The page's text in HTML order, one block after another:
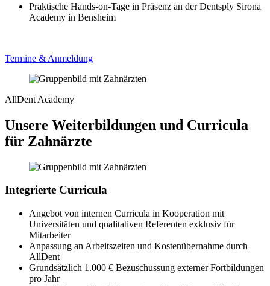
Praktische Hands-on-Tage in Präsenz an der Dentsply Sirona
Academy in Bensheim
Termine & Anmeldung
AllDent Academy
Unsere Weiterbildungen und Curricula
für Zahnärzte
Integrierte Curricula
Angebot von internen Curricula in Kooperation mit
Universitäten und qualitativen Referenten exklusiv für
Mitarbeiter
Anpassung an Arbeitszeiten und Kostenübernahme durch
AllDent
Grundsätzlich 1.000 € Bezuschussung externer Fortbildungen
pro Jahr